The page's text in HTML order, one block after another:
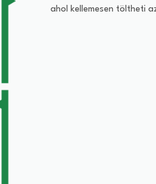
ahol kellemesen töltheti